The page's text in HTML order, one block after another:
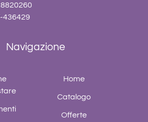
436429
Navigazione
Home
Catalogo
Offerte